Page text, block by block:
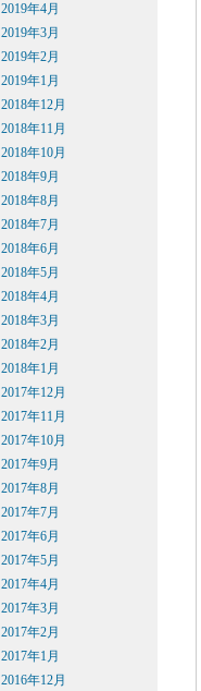
2019年4月
2019年3月
2019年2月
2019年1月
2018年12月
2018年11月
2018年10月
2018年9月
2018年8月
2018年7月
2018年6月
2018年5月
2018年4月
2018年3月
2018年2月
2018年1月
2017年12月
2017年11月
2017年10月
2017年9月
2017年8月
2017年7月
2017年6月
2017年5月
2017年4月
2017年3月
2017年2月
2017年1月
2016年12月